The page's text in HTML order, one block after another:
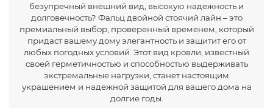
безупречный внешний вид, высокую надежность и
долговечность? Фальц двойной стоячий лайн – это
премиальный выбор, проверенный временем, который
придаст вашему дому элегантность и защитит его от
любых погодных условий. Этот вид кровли, известный
своей герметичностью и способностью выдерживать
экстремальные нагрузки, станет настоящим
украшением и надежной защитой для вашего дома на
долгие годы.